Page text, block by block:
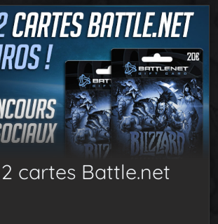
cartes Battle.net